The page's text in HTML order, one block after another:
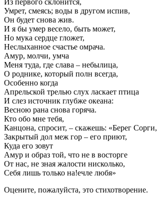
Умрет, смеясь; воды в другом испив,
Он будет снова жив.
И я бы умер весело, быть может,
Но мука сердце гложет,
Неслыханное счастье омрача.
Амур, молчи, умча
Меня туда, где слава – небылица,
О роднике, который полн всегда,
Особенно когда
Апрельской трелью слух ласкает птица
И слез источник глубже океана:
Весною рана снова горяча.
Кто обо мне тебя,
Канцона, спросит, – скажешь: «Берег Сорги,
Закрытый дол меж гор – его приют,
Куда его зовут
Амур и образ той, что не в восторге
От нас, не зная жалости нисколько,
Себя лишь только на!ечле любя»
Оцените, пожалуйста, это стихотворение.